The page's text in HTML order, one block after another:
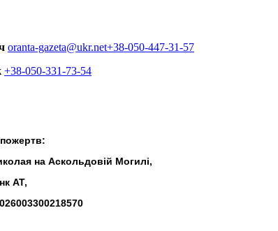
oranta-gazeta@ukr.net+38-050-447-31-57
+38-050-331-73-54
пожертв:
на Аскольдовій Могилі,
АТ,